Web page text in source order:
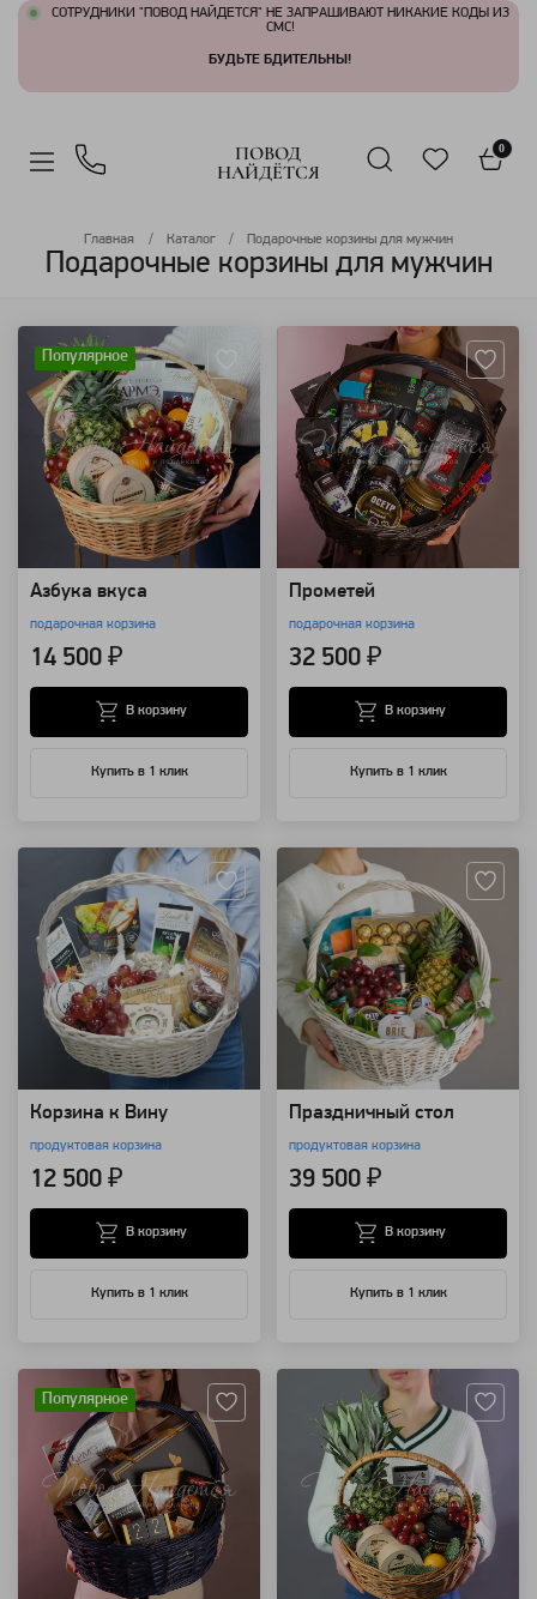
СОТРУДНИКИ "ПОВОД НАЙДЕТСЯ" НЕ ЗАПРАШИВАЮТ НИКАКИЕ КОДЫ ИЗ
СМС!
БУДЬТЕ БДИТЕЛЬНЫ!
ПОВОД
НАЙДЁТСЯ
0
Главная Каталог Подарочные корзины для мужчин
Подарочные корзины для мужчин
Популярное
Азбука вкуса
подарочная корзина
14 500 ₽
Купить в 1 клик
В корзину
Прометей
подарочная корзина
32 500 ₽
Купить в 1 клик
В корзину
Корзина к Вину
продуктовая корзина
12 500 ₽
Купить в 1 клик
В корзину
Праздничный стол
продуктовая корзина
39 500 ₽
Купить в 1 клик
В корзину
Популярное